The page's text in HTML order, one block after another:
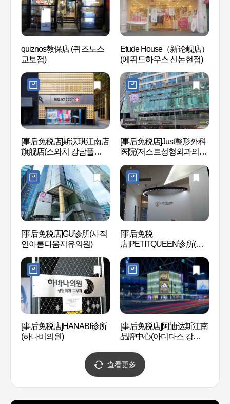
quiznos教保店 (퀴즈노스
교보점)
Etude House（新论岘店）
(에뛰드하우스 신논현점)
[事后免税店]斯沃琪江南店
旗舰店(스와치 강남플래그
[事后免税店]Just整形外科
医院(저스트성형외과의
[事后免税店]GU诊所(사적
인아름다움지유의원)
[事后免税
店]PETITQUEEN诊所(쁘
[事后免税店]HANABI诊所
(하나비의원)
[事后免税店]阿迪达斯江南
品牌中心(아디다스 강남브
查看更多